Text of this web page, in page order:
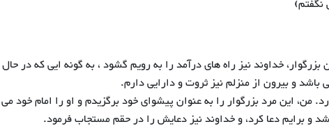
خداوند نیز راه های درآمد را به رویم گشود ، به گونه ایی که در حال
و بیرون از منزلم نیز ثروت و دارایی دارم.
این مرد بزرگوار را به عنوان پیشوای خود برگزیدم و او را امام خود می
و برایم دعا کرد، و خداوند نیز دعایش را در حقم مستجاب فرمود.